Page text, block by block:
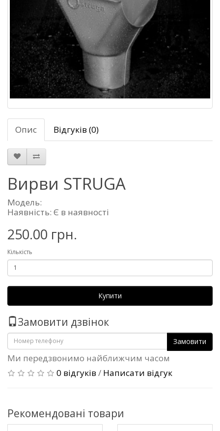
Опис Відгуків (0)
Вирви STRUGA
Модель:
Наявність: Є в наявності
250.00 грн.
Кількість
Купити
Замовити дзвінок
Замовити
Ми передзвонимо найближчим часом
0 відгуків / Написати відгук
Рекомендовані товари